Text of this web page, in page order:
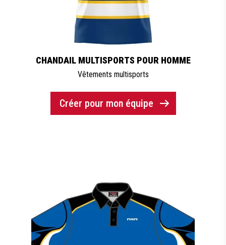
CHANDAIL MULTISPORTS POUR HOMME
Vêtements multisports
Créer pour mon équipe